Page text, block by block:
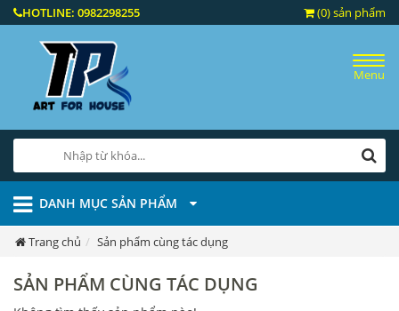
HOTLINE: 0982298255 (0) sản phẩm
Menu
DANH MỤC SẢN PHẨM
Trang chủ Sản phẩm cùng tác dụng
SẢN PHẨM CÙNG TÁC DỤNG